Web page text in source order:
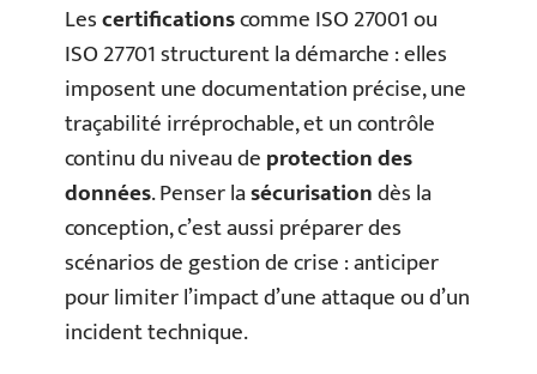
Lescertificationscomme ISO 27001 ou
ISO 27701 structurent la démarche : elles
imposent une documentation précise, une
traçabilité irréprochable, et un contrôle
continu du niveau deprotection des
données. Penser lasécurisationdès la
conception, c’est aussi préparer des
scénarios de gestion de crise : anticiper
pour limiter l’impact d’une attaque ou d’un
incident technique.